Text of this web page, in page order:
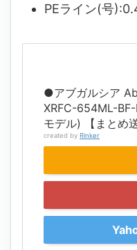
PEライン(号
●アブガルシア
XRFC-654ML-
モデル) 【まとめ
created by Rinker